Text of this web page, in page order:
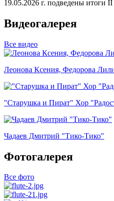
19.05.2026 г. подведены итоги
Видеогалерея
Все видео
Леонова Ксения, Федорова
"Старушка и Пират" Хор
Чадаев Дмитрий "Тико-Тико"
Фотогалерея
Все фото